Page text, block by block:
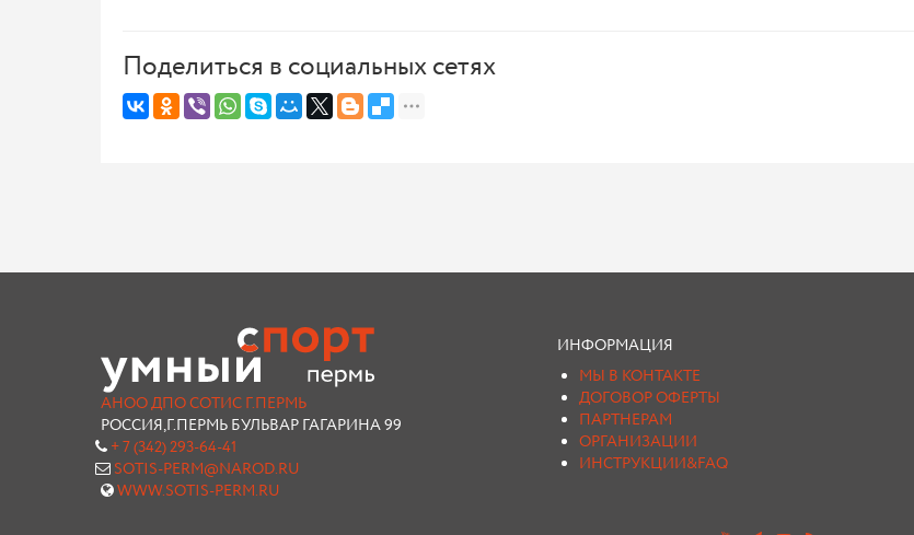
Поделиться в социальных сетях
АНОО ДПО СОТИС Г.ПЕРМЬ
РОССИЯ,Г.ПЕРМЬ БУЛЬВАР ГАГАРИНА 99
+ 7 (342) 293-64-41
SOTIS-PERM@NAROD.RU
WWW.SOTIS-PERM.RU
ИНФОРМАЦИЯ
МЫ В КОНТАКТЕ
ДОГОВОР ОФЕРТЫ
ПАРТНЕРАМ
ОРГАНИЗАЦИИ
ИНСТРУКЦИИ&FAQ